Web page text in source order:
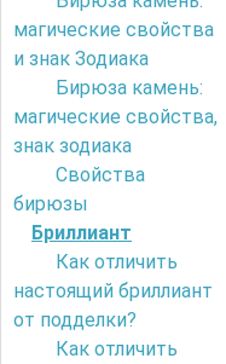
магические свойства
и знак Зодиака
Бирюза камень:
магические свойства,
знак зодиака
Свойства
бирюзы
Бриллиант
Как отличить
настоящий бриллиант
от подделки?
Как отличить